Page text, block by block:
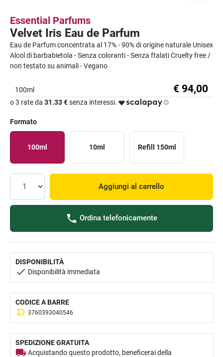
Essential Parfums
Velvet Iris Eau de Parfum
Eau de Parfum concentrata al 17% - 90% di origine naturale Unisex
Alcol di barbabietola - Senza coloranti - Senza ftalati Cruelty free /
non testato su animali - Vegano
100ml € 94,00
o 3 rate da 31.33 €senza interessi.
Formato
100ml 10ml Refill 150ml
Aggiungi al carrello
Ordina telefonicamente
DISPONIBILITÀ
Disponibilità immediata
CODICE A BARRE
3760393040546
SPEDIZIONE GRATUITA
Acquistando questo prodotto, beneficerai della